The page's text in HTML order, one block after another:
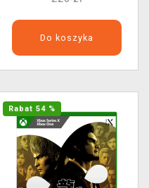
Do koszyka
Rabat 54 %